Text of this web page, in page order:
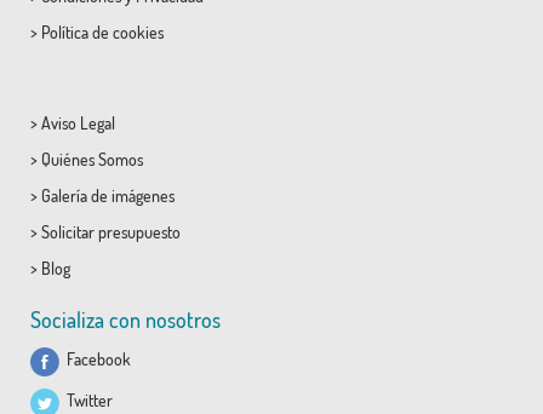
> Política de cookies
> Aviso Legal
> Quiénes Somos
> Galería de imágenes
> Solicitar presupuesto
> Blog
Socializa con nosotros
Facebook
Twitter